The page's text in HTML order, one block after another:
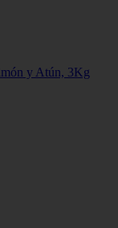
y Atún, 3Kg